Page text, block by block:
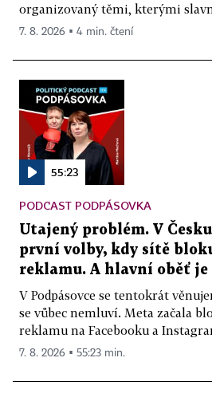
organizovaný těmi, kterými
7. 8. 2026 ▪ 4 min. čtení
55:23
PODCAST PODPÁSOVKA
Utajený problém. V
první volby, kdy sítě
reklamu. A hlavní oběť je
V Podpásovce se tentokrát
se vůbec nemluví. Meta začala
reklamu na Facebooku a
7. 8. 2026 ▪ 55:23 min.